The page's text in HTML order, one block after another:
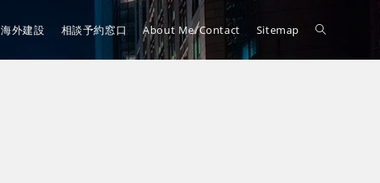
海外建設 相談予約窓口 About Me/Contact Sitemap